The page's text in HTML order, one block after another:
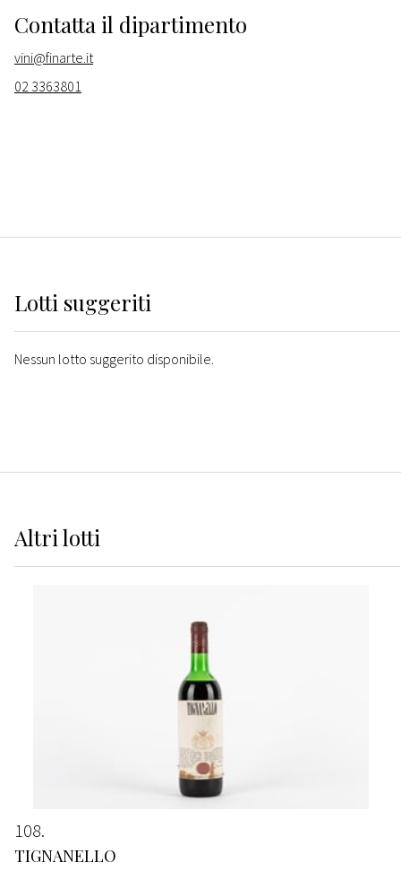
Contatta il dipartimento
vini@finarte.it
02 3363801
Lotti suggeriti
Nessun lotto suggerito disponibile.
Altrilotti
108
TIGNANELLO